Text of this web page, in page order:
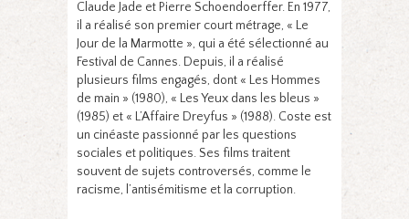
Claude Jade et Pierre Schoendoerffer. En 1977,
il a réalisé son premier court métrage, « Le
Jour de la Marmotte », qui a été sélectionné au
Festival de Cannes. Depuis, il a réalisé
plusieurs films engagés, dont « Les Hommes
de main » (1980), « Les Yeux dans les bleus »
(1985) et « L’Affaire Dreyfus » (1988). Coste est
un cinéaste passionné par les questions
sociales et politiques. Ses films traitent
souvent de sujets controversés, comme le
racisme, l’antisémitisme et la corruption.